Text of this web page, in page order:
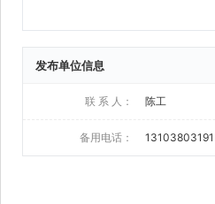
发布单位信息
联 系 人： 陈工
备用电话： 13103803191